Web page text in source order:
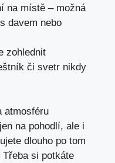
na místě – možná
davem nebo
zohlednit
či svetr nikdy
atmosféru
na pohodlí, ale i
dlouho po tom
si potkáte